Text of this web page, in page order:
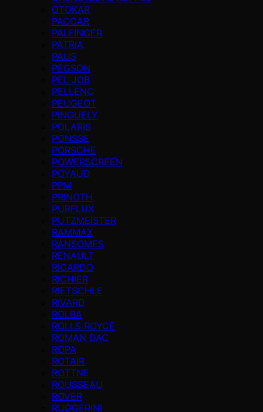
OTOKAR
PACCAR
PALFINGER
PATRIA
PAUS
PEGSON
PEL JOB
PELLENC
PEUGEOT
PINGUELY
POLARIS
PONSSE
PORSCHE
POWERSCREEN
POYAUD
PPM
PRINOTH
PURFLUX
PUTZMEISTER
RAMMAX
RANSOMES
RENAULT
RICARDO
RICHIER
RIETSCHLE
RIVARD
ROLBA
ROLLS ROYCE
ROMAN DAC
ROPA
ROTAIR
ROTTNE
ROUSSEAU
ROVER
RUGGERINI